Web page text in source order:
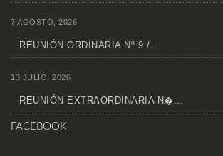
7 AGOSTO, 2026
REUNIÓN ORDINARIA Nº 9 /...
13 JULIO, 2026
REUNIÓN EXTRAORDINARIA N�...
FACEBOOK